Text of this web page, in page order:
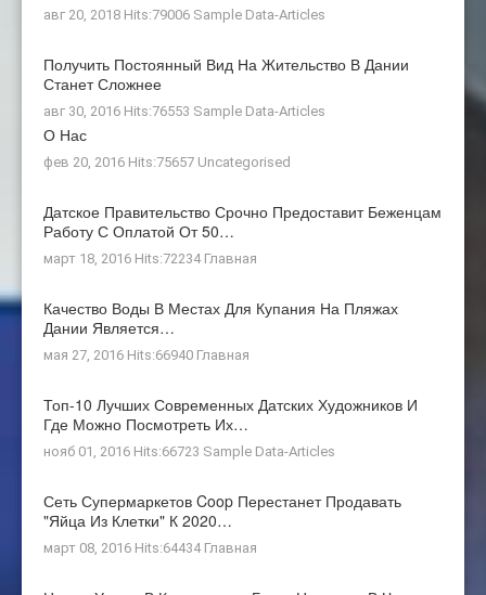
авг 20, 2018 Hits:79006 Sample Data-Articles
Получить Постоянный Вид На Жительство В Дании
Станет Сложнее
авг 30, 2016 Hits:76553 Sample Data-Articles
О Нас
фев 20, 2016 Hits:75657 Uncategorised
Датское Правительство Срочно Предоставит Беженцам
Работу С Оплатой От 50…
март 18, 2016 Hits:72234 Главная
Качество Воды В Местах Для Купания На Пляжах
Дании Является…
мая 27, 2016 Hits:66940 Главная
Топ-10 Лучших Современных Датских Художников И
Где Можно Посмотреть Их…
нояб 01, 2016 Hits:66723 Sample Data-Articles
Сеть Супермаркетов Coop Перестанет Продавать
"яйца Из Клетки" К 2020…
март 08, 2016 Hits:64434 Главная